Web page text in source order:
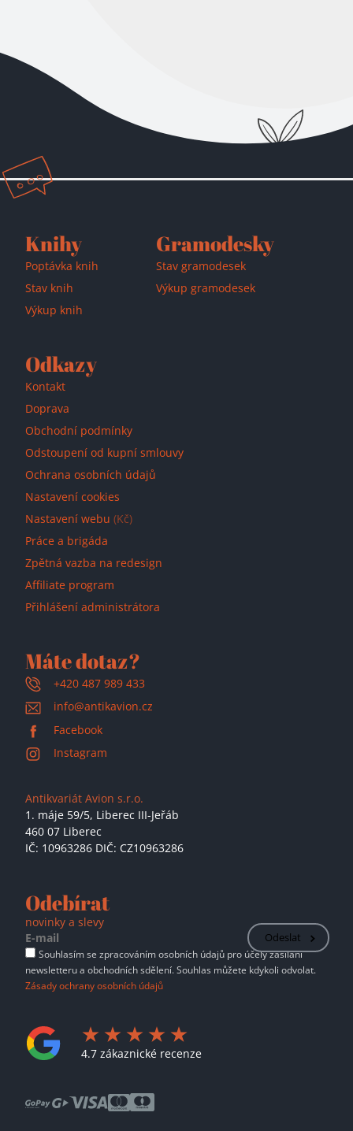
Přidáno do košíku!
Knihy
Poptávka knih
Stav knih
Výkup knih
Gramodesky
Stav gramodesek
Výkup gramodesek
Odkazy
Kontakt
Doprava
Obchodní podmínky
Odstoupení od kupní smlouvy
Ochrana osobních údajů
Nastavení cookies
Nastavení webu (Kč)
Práce a brigáda
Zpětná vazba na redesign
Affiliate program
Přihlášení administrátora
Máte dotaz?
+420 487 989 433
info@antikavion.cz
Facebook
Instagram
Antikvariát Avion s.r.o.
1. máje 59/5, Liberec III-Jeřáb
460 07 Liberec
IČ: 10963286 DIČ: CZ10963286
Odebírat
novinky a slevy
Odeslat
Souhlasím se zpracováním osobních údajů pro účely zasílání
newsletteru a obchodních sdělení. Souhlas můžete kdykoli odvolat.
Zásady ochrany osobních údajů
4.7 zákaznické recenze